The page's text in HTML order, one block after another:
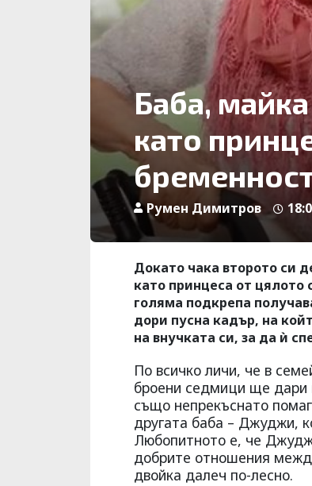
Баба,
като
Румен Димитров
Докато чака второто си
като принцеса от
голяма подкрепа
дори пусна кадър, на
на внучката си, за да ѝ
По всичко личи, че в
броени седмици ще дари
също непрекъснато
другата баба – Джуджи,
Любопитното е, че
добрите отношения
двойка далеч по-лесно.